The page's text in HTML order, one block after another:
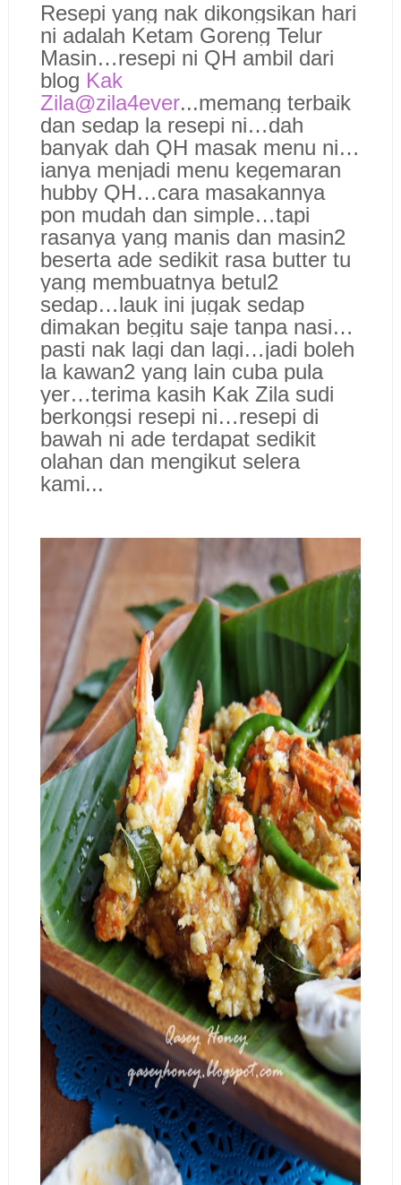
Resepi yang nak dikongsikan hari
ni adalah Ketam Goreng Telur
Masin…resepi ni QH ambil dari
blog Kak
Zila@zila4ever...memang terbaik
dan sedap la resepi ni…dah
banyak dah QH masak menu ni…
ianya menjadi menu kegemaran
hubby QH…cara masakannya
pon mudah dan simple…tapi
rasanya yang manis dan masin2
beserta ade sedikit rasa butter tu
yang membuatnya betul2
sedap…lauk ini jugak sedap
dimakan begitu saje tanpa nasi…
pasti nak lagi dan lagi…jadi boleh
la kawan2 yang lain cuba pula
yer…terima kasih Kak Zila sudi
berkongsi resepi ni…resepi di
bawah ni ade terdapat sedikit
olahan dan mengikut selera
kami...